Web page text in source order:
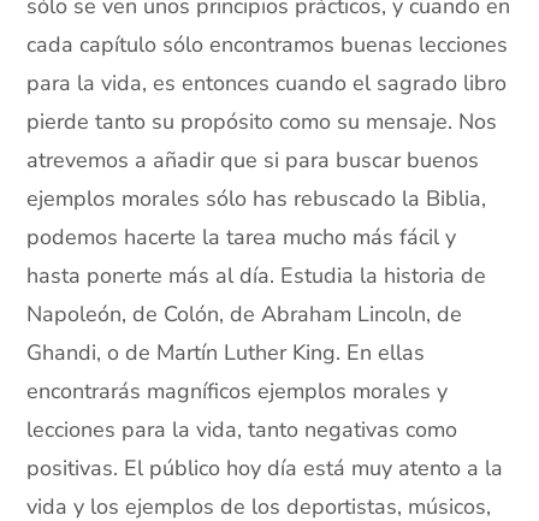
cada capítulo sólo encontramos buenas lecciones
para la vida, es entonces cuando el sagrado libro
pierde tanto su propósito como su mensaje. Nos
atrevemos a añadir que si para buscar buenos
ejemplos morales sólo has rebuscado la Biblia,
podemos hacerte la tarea mucho más fácil y
hasta ponerte más al día. Estudia la historia de
Napoleón, de Colón, de Abraham Lincoln, de
Ghandi, o de Martín Luther King. En ellas
encontrarás magníficos ejemplos morales y
lecciones para la vida, tanto negativas como
positivas. El público hoy día está muy atento a la
vida y los ejemplos de los deportistas, músicos,